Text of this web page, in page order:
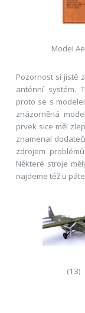
Model
Pozornost si jistě
anténní systém.
proto se s
znázorněná
prvek sice měl
znamenal
zdrojem
Některé stroje
najdeme též u
(13)